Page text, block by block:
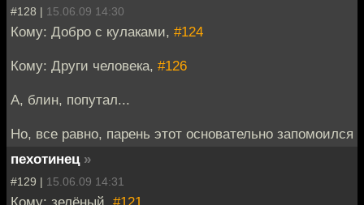
#128 | 15.06.09 14:30
Кому: Добро с кулаками, #124
Кому: Други человека, #126
А, блин, попутал...
Но, все равно, парень этот основательно запомоился
пехотинец »
#129 | 15.06.09 14:31